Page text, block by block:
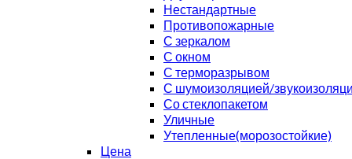
Нестандартные
Противопожарные
С зеркалом
С окном
С терморазрывом
С шумоизоляцией/
Со стеклопакетом
Уличные
Утепленные(морозостойкие)
Цена